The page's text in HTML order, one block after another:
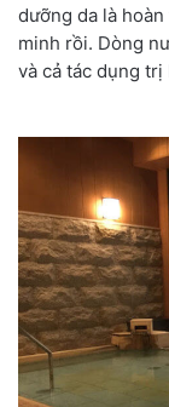
dưỡng da là
minh rồi. Dòng
và cả tác dụng trị